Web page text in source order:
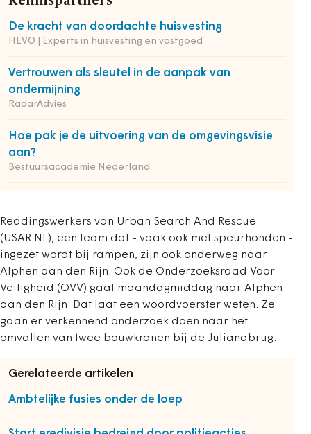
De kracht van doordachte huisvesting
HEVO | Experts in huisvesting en vastgoed
Vertrouwen als sleutel in de aanpak van
ondermijning
RadarAdvies
Hoe pak je de uitvoering van de omgevingsvisie
aan?
Bestuursacademie Nederland
Reddingswerkers van Urban Search And Rescue
(USAR.NL), een team dat - vaak ook met speurhonden -
ingezet wordt bij rampen, zijn ook onderweg naar
Alphen aan den Rijn. Ook de Onderzoeksraad Voor
Veiligheid (OVV) gaat maandagmiddag naar Alphen
aan den Rijn. Dat laat een woordvoerster weten. Ze
gaan er verkennend onderzoek doen naar het
omvallen van twee bouwkranen bij de Julianabrug.
Gerelateerde artikelen
Ambtelijke fusies onder de loep